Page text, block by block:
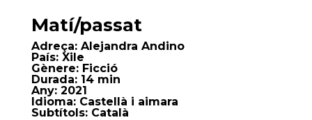
Matí/passat
Adreça:Alejandra Andino
País:Xile
Gènere:Ficció
Durada:14 min
Any:2021
Idioma:Castellà i aimara
Subtítols:Català